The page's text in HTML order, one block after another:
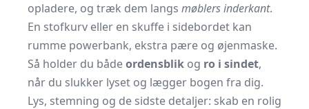
opladere, og træk dem langs møblers inderkant.
En stofkurv eller en skuffe i sidebordet kan
rumme powerbank, ekstra pære og øjenmaske.
Så holder du bådeordens­blik og ro i sindet,
når du slukker lyset og lægger bogen fra dig.
Lys, stemning og de sidste detaljer: skab en rolig